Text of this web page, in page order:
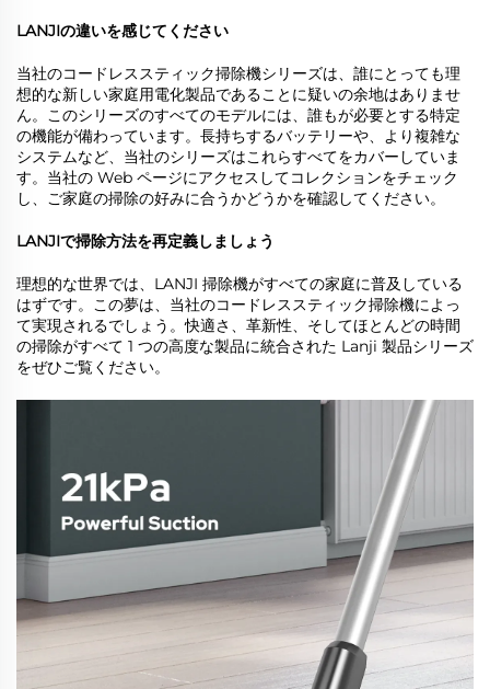
LANJIの違いを感じてください
当社のコードレススティック掃除機シリーズは、誰にとっても理
想的な新しい家庭用電化製品であることに疑いの余地はありませ
ん。このシリーズのすべてのモデルには、誰もが必要とする特定
の機能が備わっています。長持ちするバッテリーや、より複雑な
システムなど、当社のシリーズはこれらすべてをカバーしていま
す。当社の Web ページにアクセスしてコレクションをチェック
し、ご家庭の掃除の好みに合うかどうかを確認してください。
LANJIで掃除方法を再定義しましょう
理想的な世界では、LANJI 掃除機がすべての家庭に普及している
はずです。この夢は、当社のコードレススティック掃除機によっ
て実現されるでしょう。快適さ、革新性、そしてほとんどの時間
の掃除がすべて 1 つの高度な製品に統合された Lanji 製品シリーズ
をぜひご覧ください。